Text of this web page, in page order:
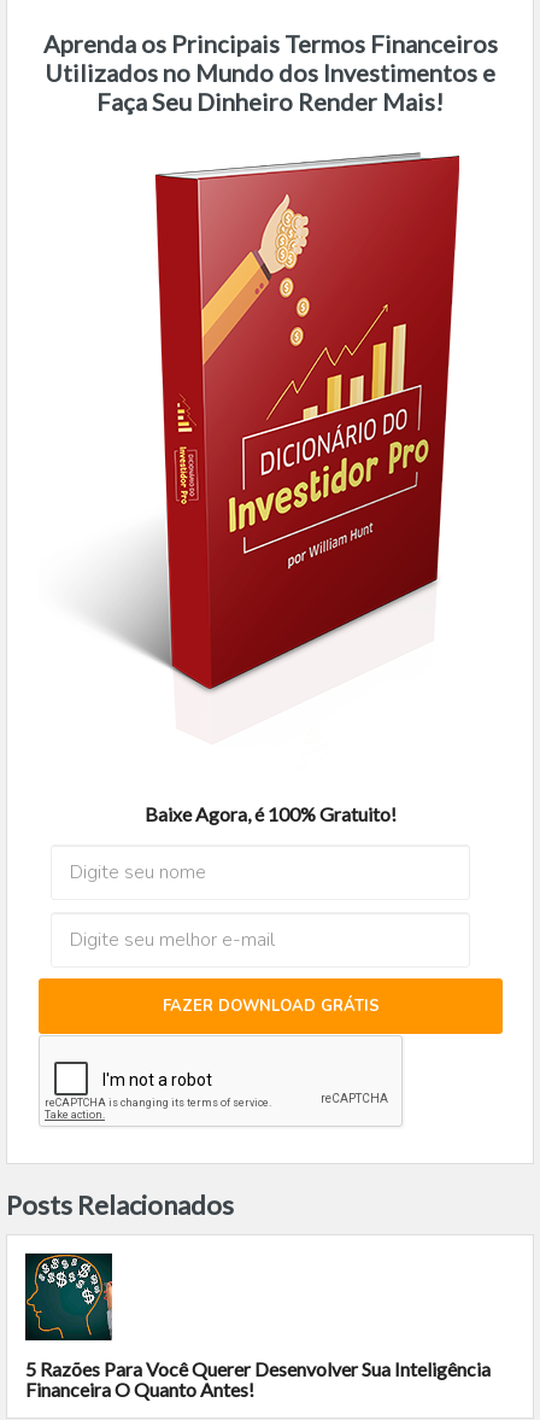
Aprenda os Principais Termos Financeiros
Utilizados no Mundo dos Investimentos e
Faça Seu Dinheiro Render Mais!
Baixe Agora, é 100% Gratuito!
FAZER DOWNLOAD GRÁTIS
Posts Relacionados
5 Razões Para Você Querer Desenvolver Sua Inteligência
Financeira O Quanto Antes!